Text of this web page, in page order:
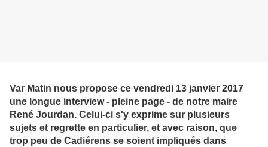
Var Matin nous propose ce vendredi 13 janvier 2017
une longue interview - pleine page - de notre maire
René Jourdan. Celui-ci s'y exprime sur plusieurs
sujets et regrette en particulier, et avec raison, que
trop peu de Cadiérens se soient impliqués dans